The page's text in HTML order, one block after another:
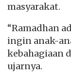
masyarakat.
“Ramadhan
ingin anak-
kebahagiaan
ujarnya.